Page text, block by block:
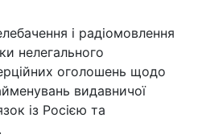
і радіомовлення
нелегального
оголошень щодо
видавничої
із Росією та